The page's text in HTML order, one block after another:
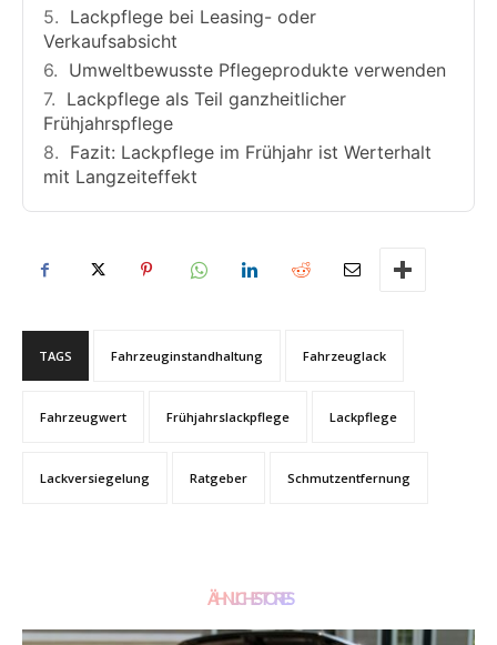
Lackpflege bei Leasing- oder
Verkaufsabsicht
Umweltbewusste Pflegeprodukte verwenden
Lackpflege als Teil ganzheitlicher
Frühjahrspflege
Fazit: Lackpflege im Frühjahr ist Werterhalt
mit Langzeiteffekt
TAGS Fahrzeuginstandhaltung Fahrzeuglack
Fahrzeugwert Frühjahrslackpflege Lackpflege
Lackversiegelung Ratgeber Schmutzentfernung
ÄHNLICHE STORIES